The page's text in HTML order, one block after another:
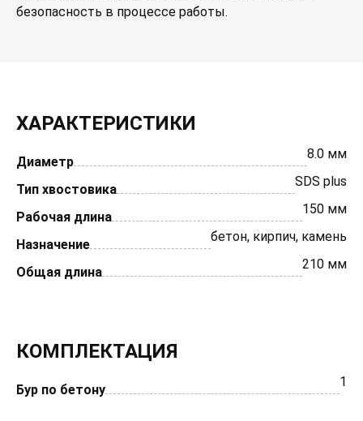
безопасность в процессе работы.
ХАРАКТЕРИСТИКИ
Диаметр
8.0 мм
Тип хвостовика
SDS plus
Рабочая длина
150 мм
Назначение
бетон, кирпич, камень
Общая длина
210 мм
КОМПЛЕКТАЦИЯ
Бур по бетону
1